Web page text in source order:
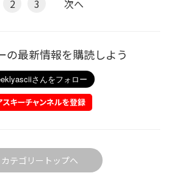
2 3 次へ
の最新情報を購読しよう
カテゴリートップへ